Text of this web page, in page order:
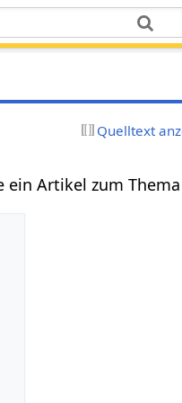
Quelltext
Artikel zum